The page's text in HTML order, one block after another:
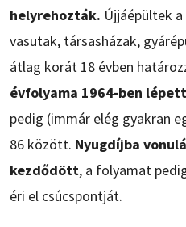
helyrehozták. Újjáépültek
vasutak, társasházak,
átlag korát 18 évben
évfolyama 1964-ben
pedig (immár elég gyakran
86 között. Nyugdíjba
kezdődött, a folyamat
éri el csúcspontját.